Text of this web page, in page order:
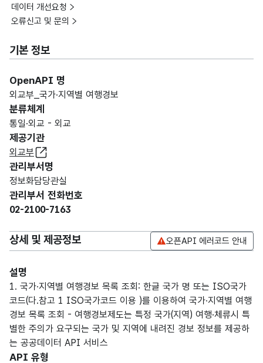
데이터 개선요청
오류신고 및 문의
기본 정보
OpenAPI 명
외교부_국가∙지역별 여행경보
분류체계
통일·외교 - 외교
제공기관
외교부
관리부서명
정보화담당관실
관리부서 전화번호
02-2100-7163
상세 및 제공정보 오픈API 에러코드 안내
설명
1. 국가∙지역별 여행경보 목록 조회: 한글 국가 명 또는 ISO국가
코드(다.참고 1 ISO국가코드 이용 )를 이용하여 국가∙지역별 여행
경보 목록 조회 - 여행경보제도는 특정 국가(지역) 여행·체류시 특
별한 주의가 요구되는 국가 및 지역에 내려진 경보 정보를 제공하
는 공공데이터 API 서비스
API 유형